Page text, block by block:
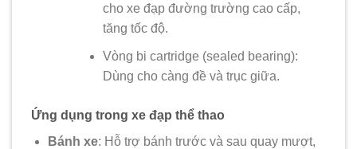
cho xe đạp đường trường cao cấp,
tăng tốc độ.
Vòng bi cartridge (sealed bearing):
Dùng cho càng đề và trục giữa.
Ứng dụng trong xe đạp thể thao
Bánh xe: Hỗ trợ bánh trước và sau quay mượt,